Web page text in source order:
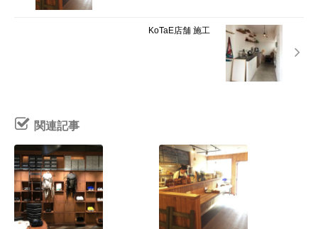
KoTaE店舗 施工
関連記事